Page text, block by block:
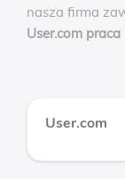
nasza firma
User.com praca
User.com